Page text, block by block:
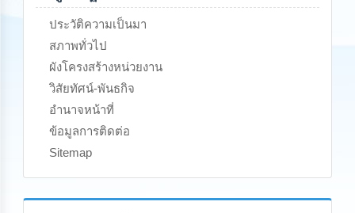
จ้าง
คลัง
นโยบาย
Policy
ประวัติความเป็นมา
สภาพทั่วไป
ผังโครงสร้างหน่วยงาน
วิสัยทัศน์-พันธกิจ
อำนาจหน้าที่
ข้อมูลการติดต่อ
Sitemap